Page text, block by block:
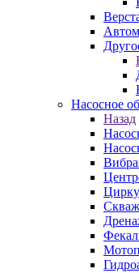
Насосное
Назад